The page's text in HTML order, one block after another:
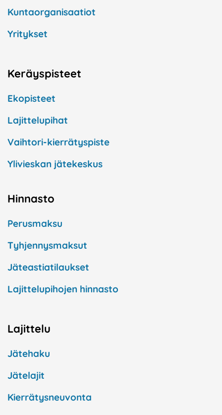
Kuntaorganisaatiot
Yritykset
Keräyspisteet
Ekopisteet
Lajittelupihat
Vaihtori-kierrätyspiste
Ylivieskan jätekeskus
Hinnasto
Perusmaksu
Tyhjennysmaksut
Jäteastiatilaukset
Lajittelupihojen hinnasto
Lajittelu
Jätehaku
Jätelajit
Kierrätysneuvonta